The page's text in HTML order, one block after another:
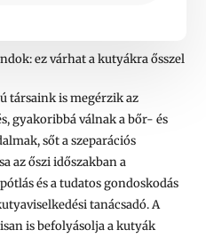
ez várhat a kutyákra ősszel
társaink is megérzik az
gyakoribbá válnak a bőr- és
sőt a szeparációs
az őszi időszakban a
és a tudatos gondoskodás
tanácsadó. A
is befolyásolja a kutyák